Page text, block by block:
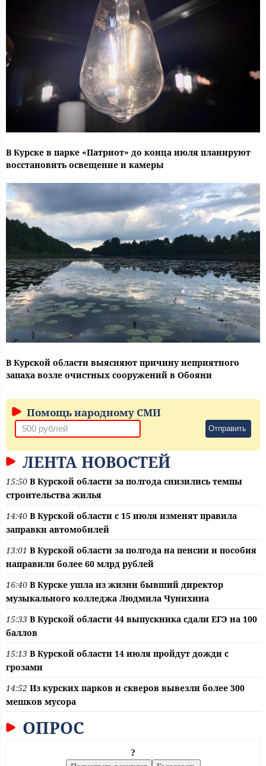
В Курске в парке «Патриот» до конца июля планируют
восстановить освещение и камеры
В Курской области выясняют причину неприятного
запаха возле очистных сооружений в Обояни
Помощь народному СМИ
Отправить
ЛЕНТА НОВОСТЕЙ
15:50 В Курской области за полгода снизились темпы
строительства жилья
14:40 В Курской области с 15 июля изменят правила
заправки автомобилей
13:01 В Курской области за полгода на пенсии и пособия
направили более 60 млрд рублей
16:40 В Курске ушла из жизни бывший директор
музыкального колледжа Людмила Чунихина
15:33 В Курской области 44 выпускника сдали ЕГЭ на 100
баллов
15:13 В Курской области 14 июля пройдут дожди с
грозами
14:52 Из курских парков и скверов вывезли более 300
мешков мусора
ОПРОС
?